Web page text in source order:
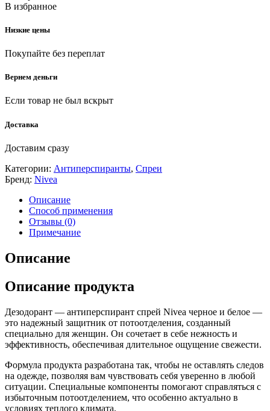
В избранное
Низкие цены
Покупайте без переплат
Вернем деньги
Если товар не был вскрыт
Доставка
Доставим сразу
Категории: Антиперспиранты, Спреи
Бренд: Nivea
Описание
Способ применения
Отзывы (0)
Примечание
Описание
Описание продукта
Дезодорант — антиперспирант спрей Nivea черное и белое —
это надежный защитник от потоотделения, созданный
специально для женщин. Он сочетает в себе нежность и
эффективность, обеспечивая длительное ощущение свежести.
Формула продукта разработана так, чтобы не оставлять следов
на одежде, позволяя вам чувствовать себя уверенно в любой
ситуации. Специальные компоненты помогают справляться с
избыточным потоотделением, что особенно актуально в
условиях теплого климата.